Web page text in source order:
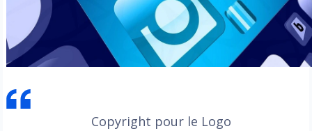
Copyright pour le Logo